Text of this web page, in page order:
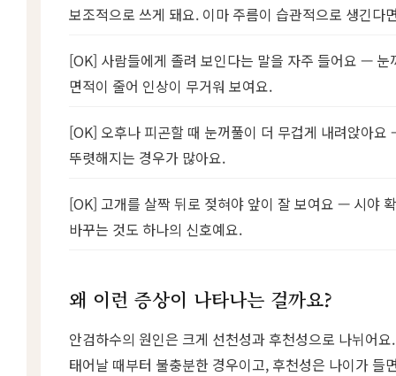
보조적으로 쓰게 돼요. 이마 주름이 습관적으로 생긴다
[OK] 사람들에게 졸려 보인다는 말을 자주 들어요 — 눈
면적이 줄어 인상이 무거워 보여요.
[OK] 오후나 피곤할 때 눈꺼풀이 더 무겁게 내려앉아
뚜렷해지는 경우가 많아요.
[OK] 고개를 살짝 뒤로 젖혀야 앞이 잘 보여요 — 시야
바꾸는 것도 하나의 신호예요.
왜 이런 증상이 나타나는 걸까요?
안검하수의 원인은 크게 선천성과 후천성으로 나뉘어
태어날 때부터 불충분한 경우이고, 후천성은 나이가 들